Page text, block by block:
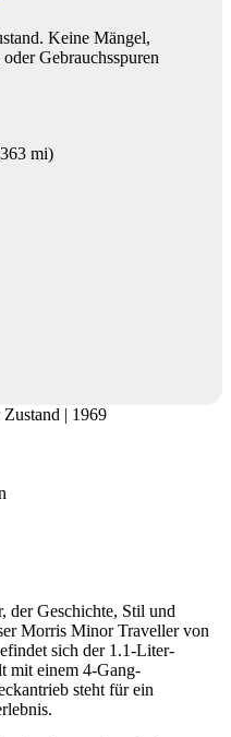
Keine Mängel,
Gebrauchsspuren
mi)
| 1969
der Geschichte, Stil und
Morris Minor Traveller von
sich der 1.1-Liter-
mit einem 4-Gang-
steht für ein